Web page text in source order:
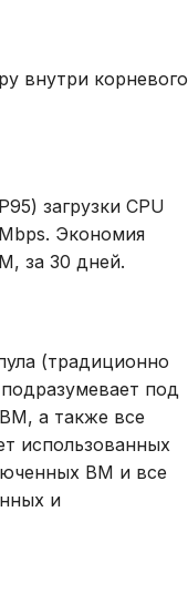
внутри корневого
загрузки CPU
Экономия
за 30 дней.
(традиционно
под
а также все
использованных
ВМ и все
и